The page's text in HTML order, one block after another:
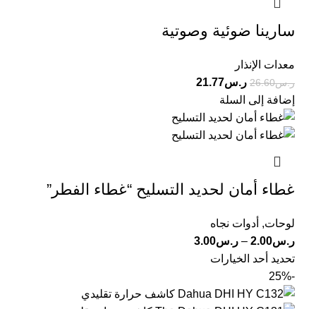
سارينا ضوئية وصوتية
معدات الإنذار
ر.س26.60 ر.س21.77
إضافة إلى السلة
غطاء أمان لحديد التسليح “غطاء الفطر”
لوحات, أدوات نجاه
ر.س2.00
– ر.س3.00
تحديد أحد الخيارات
-25%